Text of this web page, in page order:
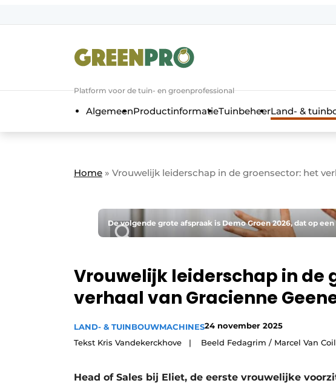
Algemene voorwaarden
GreenPro | Platform voor de tuin- en
Nieuwsbrief
Vacature aanmelden
Video’s
Platform voor de tuin- en groenprofessional
AlgemeenProductinformatieTuinbeheerLand- &
Home » Vrouwelijk leiderschap in de groensector: het
De volgende grote afspraak is Demo Groen 2026, dat op
Vrouwelijk leiderschap in de
verhaal van Gracienne
LAND- & TUINBOUWMACHINES24 november 2025
Tekst Kris Vandekerckhove | Beeld Fedagrim / Marcel Van
Head of Sales bij Eliet, de eerste vrouwelijke